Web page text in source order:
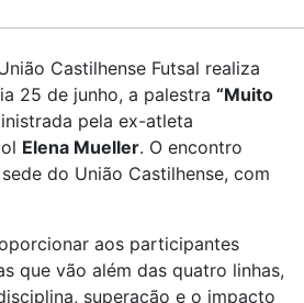
Castilhense Futsal realiza
25 de junho, a palestra “Muito
pela ex-atleta
Elena Mueller. O encontro
do União Castilhense, com
aos participantes
que vão além das quatro linhas,
superação e o impacto